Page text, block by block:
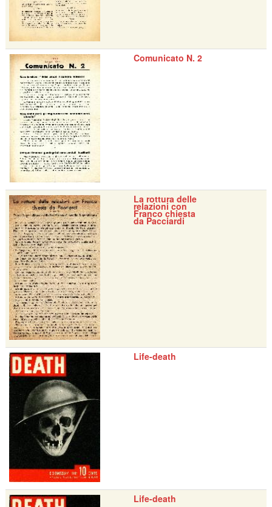
Comunicato N. 2
La rottura delle
relazioni con
Franco chiesta
da Pacciardi
Life-death
Life-death